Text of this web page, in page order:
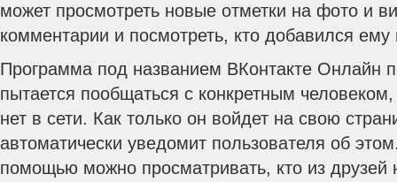
может просмотреть новые отметки на фото и
комментарии и посмотреть, кто добавился ему
Программа под названием ВКонтакте Онлайн
пытается пообщаться с конкретным
нет в сети. Как только он войдет на свою
автоматически уведомит пользователя об
помощью можно просматривать, кто из друзей